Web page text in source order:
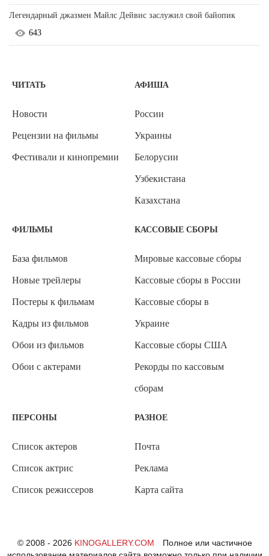
Легендарный джазмен Майлс Дейвис заслужил свой байопик
643
ЧИТАТЬ
Новости
Рецензии на фильмы
Фестивали и кинопремии
АФИША
России
Украины
Белорусии
Узбекистана
Казахстана
ФИЛЬМЫ
База фильмов
Новые трейлеры
Постеры к фильмам
Кадры из фильмов
Обои из фильмов
Обои с актерами
КАССОВЫЕ СБОРЫ
Мировые кассовые сборы
Кассовые сборы в России
Кассовые сборы в
Украине
Кассовые сборы США
Рекорды по кассовым
сборам
ПЕРСОНЫ
Список актеров
Список актрис
Список режиссеров
РАЗНОЕ
Почта
Реклама
Карта сайта
© 2008 - 2026 KINOGALLERY.COM
Полное или частичное